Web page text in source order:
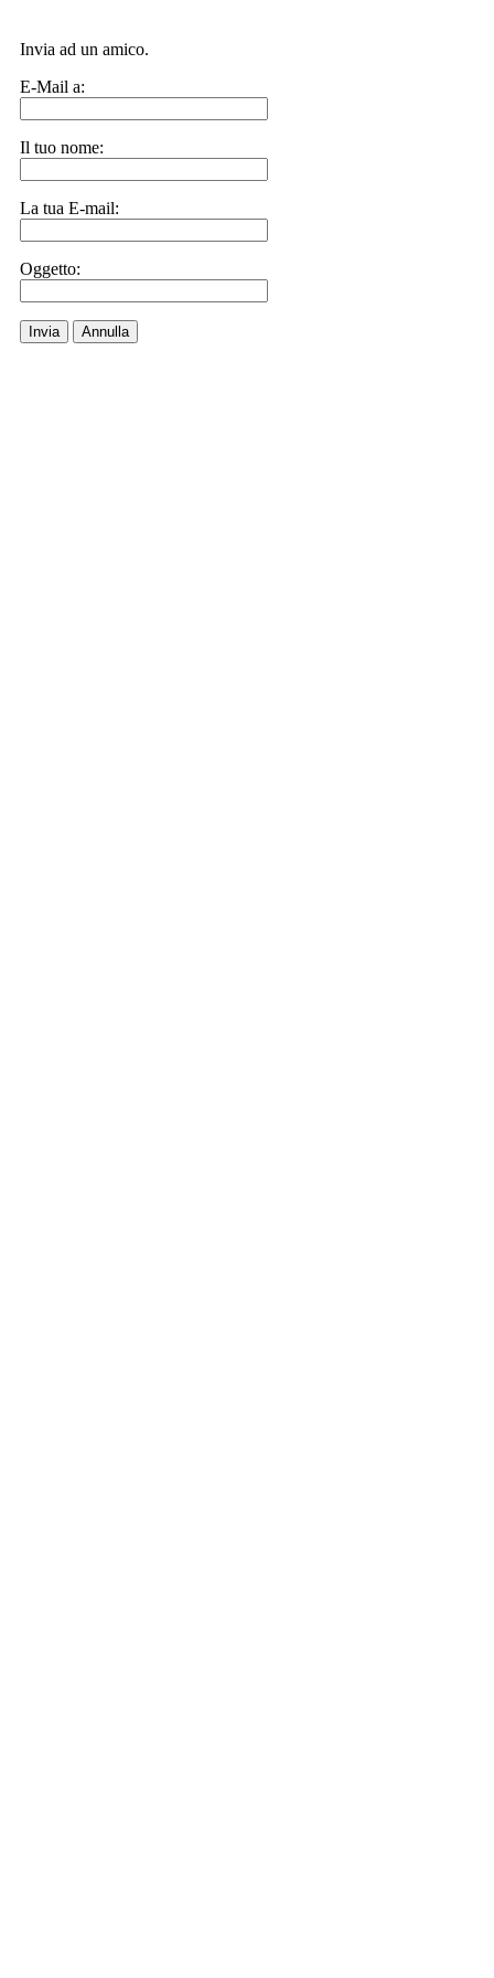
Invia ad un amico.
E-Mail a:
Il tuo nome:
La tua E-mail:
Oggetto:
Invia Annulla